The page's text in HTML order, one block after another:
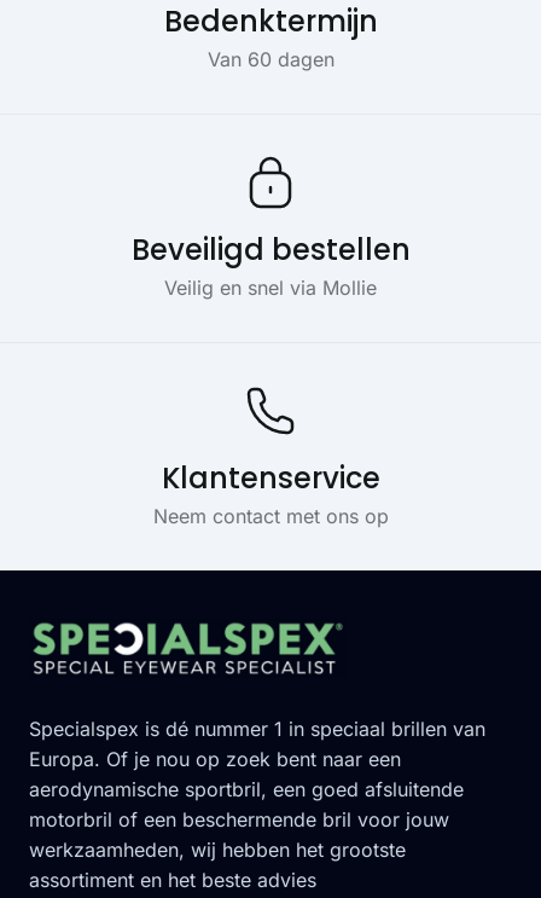
Bedenktermijn
Van 60 dagen
Beveiligd bestellen
Veilig en snel via Mollie
Klantenservice
Neem contact met ons op
Specialspex is dé nummer 1 in speciaal brillen van
Europa. Of je nou op zoek bent naar een
aerodynamische sportbril, een goed afsluitende
motorbril of een beschermende bril voor jouw
werkzaamheden, wij hebben het grootste
assortiment en het beste advies